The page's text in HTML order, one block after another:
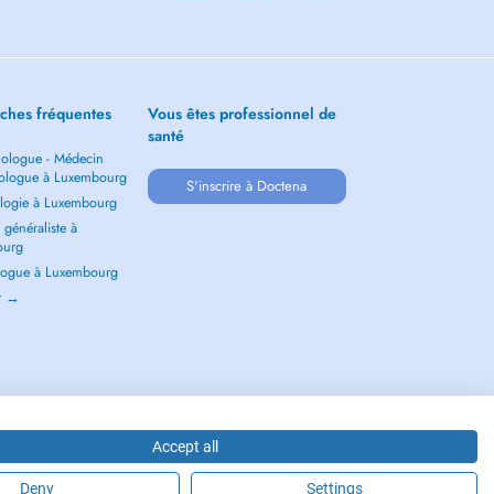
fréquentes
- Médecin
à Luxembourg
à Luxembourg
à
à Luxembourg
→
Vous êtes professionnel de
santé
S'inscrire à Doctena
Accept all
Deny Settings